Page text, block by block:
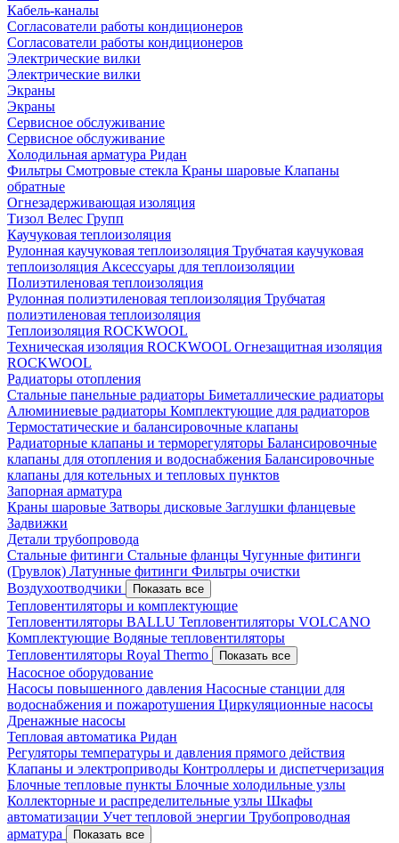
Кабель-каналы
Согласователи работы кондиционеров
Согласователи работы кондиционеров
Электрические вилки
Электрические вилки
Экраны
Экраны
Сервисное обслуживание
Сервисное обслуживание
Холодильная арматура Ридан
Фильтры Смотровые стекла Краны шаровые Клапаны
обратные
Огнезадерживающая изоляция
Тизол Велес Групп
Каучуковая теплоизоляция
Рулонная каучуковая теплоизоляция Трубчатая каучуковая
теплоизоляция Аксессуары для теплоизоляции
Полиэтиленовая теплоизоляция
Рулонная полиэтиленовая теплоизоляция Трубчатая
полиэтиленовая теплоизоляция
Теплоизоляция ROCKWOOL
Техническая изоляция ROCKWOOL Огнезащитная изоляция
ROCKWOOL
Радиаторы отопления
Стальные панельные радиаторы Биметаллические радиаторы
Алюминиевые радиаторы Комплектующие для радиаторов
Термостатические и балансировочные клапаны
Радиаторные клапаны и терморегуляторы Балансировочные
клапаны для отопления и водоснабжения Балансировочные
клапаны для котельных и тепловых пунктов
Запорная арматура
Краны шаровые Затворы дисковые Заглушки фланцевые
Задвижки
Детали трубопровода
Стальные фитинги Стальные фланцы Чугунные фитинги
(Грувлок) Латунные фитинги Фильтры очистки
Воздухоотводчики
Показать все
Тепловентиляторы и комплектующие
Тепловентиляторы BALLU Тепловентиляторы VOLCANO
Комплектующие Водяные тепловентиляторы
Тепловентиляторы Royal Thermo
Показать все
Насосное оборудование
Насосы повышенного давления Насосные станции для
водоснабжения и пожаротушения Циркуляционные насосы
Дренажные насосы
Тепловая автоматика Ридан
Регуляторы температуры и давления прямого действия
Клапаны и электроприводы Контроллеры и диспетчеризация
Блочные тепловые пункты Блочные холодильные узлы
Коллекторные и распределительные узлы Шкафы
автоматизации Учет тепловой энергии Трубопроводная
арматура
Показать все